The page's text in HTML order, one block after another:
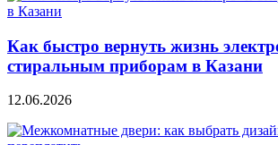
Как быстро вернуть жизнь
стиральным приборам в Казани
12.06.2026